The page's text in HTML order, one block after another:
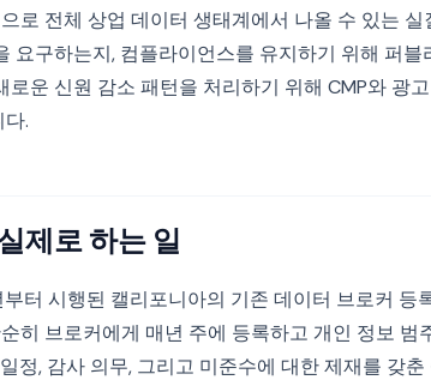
로 전체 상업 데이터 생태계에서 나올 수 있는
요구하는지, 컴플라이언스를 유지하기 위해 퍼
로운 신원 감소 패턴을 처리하기 위해 CMP와 광
.
제로 하는 일
터 시행된 캘리포니아의 기존 데이터 브로커 등
히 브로커에게 매년 주에 등록하고 개인 정보 범
정, 감사 의무, 그리고 미준수에 대한 제재를 갖